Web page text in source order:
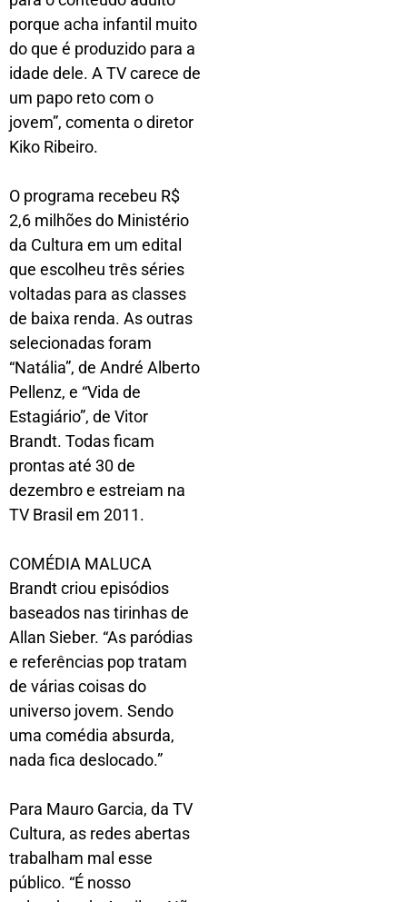
porque acha infantil muito
do que é produzido para a
idade dele. A TV carece de
um papo reto com o
jovem”, comenta o diretor
Kiko Ribeiro.
O programa recebeu R$
2,6 milhões do Ministério
da Cultura em um edital
que escolheu três séries
voltadas para as classes
de baixa renda. As outras
selecionadas foram
“Natália”, de André Alberto
Pellenz, e “Vida de
Estagiário”, de Vitor
Brandt. Todas ficam
prontas até 30 de
dezembro e estreiam na
TV Brasil em 2011.
COMÉDIA MALUCA
Brandt criou episódios
baseados nas tirinhas de
Allan Sieber. “As paródias
e referências pop tratam
de várias coisas do
universo jovem. Sendo
uma comédia absurda,
nada fica deslocado.”
Para Mauro Garcia, da TV
Cultura, as redes abertas
trabalham mal esse
público. “É nosso